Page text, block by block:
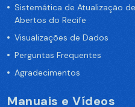
Sistemática de Atualização
Abertos do Recife
Visualizações de Dados
Perguntas Frequentes
Agradecimentos
Manuais e Vídeos